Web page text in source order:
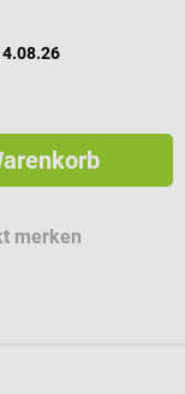
merken